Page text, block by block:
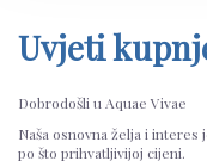
Uvjeti
Dobrodošli u Aquae Vivae
Naša osnovna želja i
po što prihvatljivijoj cijeni.